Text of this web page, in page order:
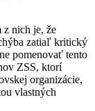
z nich je, že
zatiaľ kritický
pomenovať tento
ZSS, ktorí
organizácie,
vlastných